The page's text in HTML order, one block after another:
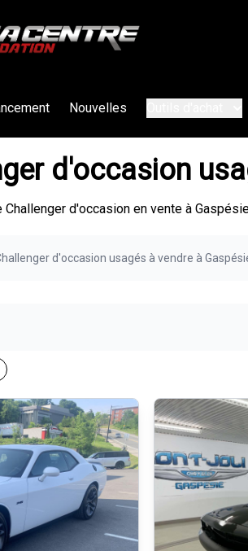
Nouvelles
d'occasion
d'occasion en vente à
d'occasion usagés à vendre à